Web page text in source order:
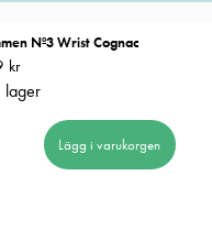
Nº3 Wrist Cognac
399 kr
kr
lager
Lägg i varukorgen